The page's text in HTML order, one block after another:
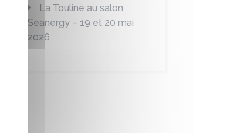
La Touline au salon
Seanergy – 19 et 20 mai
2026